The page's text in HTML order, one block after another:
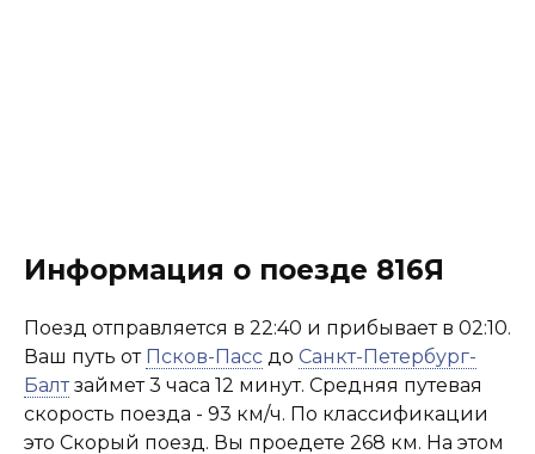
Информация о поезде 816Я
Поезд отправляется в 22:40 и прибывает в 02:10.
Ваш путь от Псков-Пасс до Санкт-Петербург-
Балтзаймет 3 часа 12 минут. Средняя путевая
скорость поезда - 93 км/ч. По классификации
это Скорый поезд. Вы проедете 268 км. На этом